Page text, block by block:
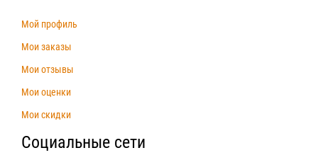
Мой профиль
Мои заказы
Мои отзывы
Мои оценки
Мои скидки
Социальные сети